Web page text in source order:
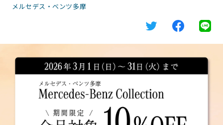
メルセデス・ベンツ多摩